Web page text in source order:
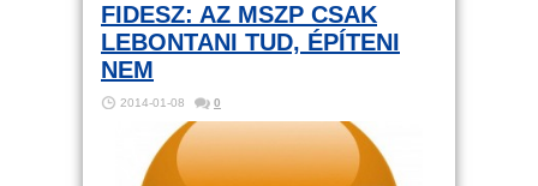
FIDESZ: AZ MSZP CSAK
LEBONTANI TUD, ÉPÍTENI
NEM
2014-01-08 0